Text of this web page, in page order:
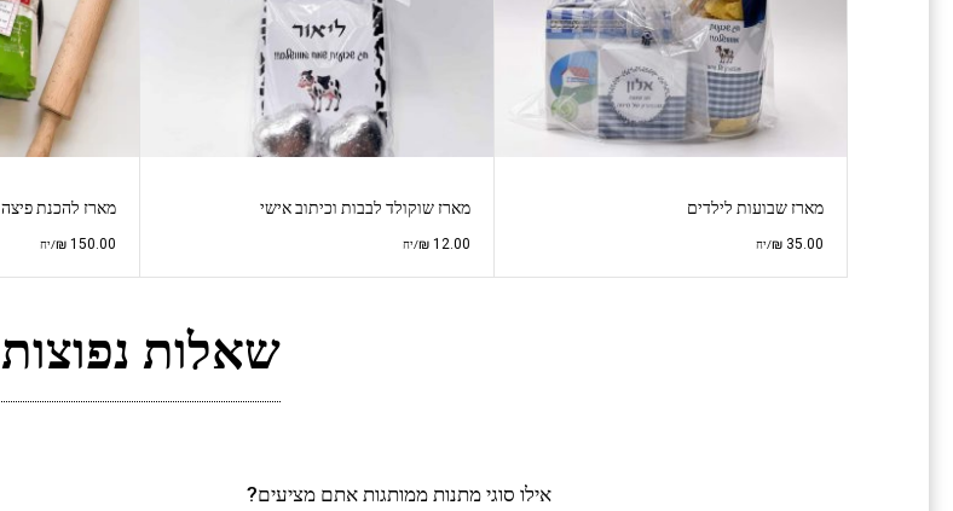
מארז שבועות לילדים
₪ 35.00 /יח
מארז שוקולד לבבות וכיתוב אישי
₪12.00 /יח
מארז להכנת פיצה
₪ 150.00 /יח
שאלות נפוצות
אילו סוגי מתנות ממותגות אתם מציעים?